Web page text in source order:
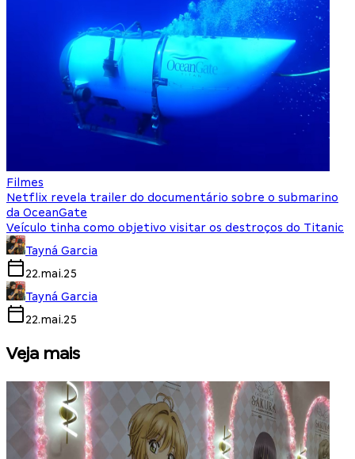
Filmes
Netflix revela trailer do documentário sobre o submarino
da OceanGate
Veículo tinha como objetivo visitar os destroços do Titanic
Tayná Garcia
22.mai.25
Tayná Garcia
22.mai.25
Veja mais